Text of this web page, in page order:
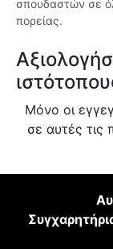
σπουδαστών σε
πορείας.
Μόνο οι
σε αυτές τις